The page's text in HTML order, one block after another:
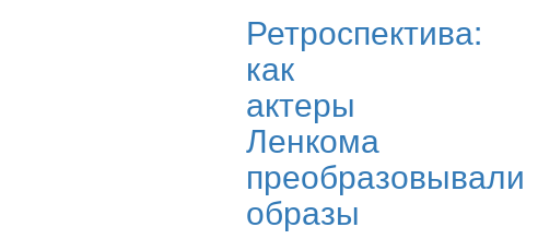
Ретроспектива:
как
актеры
Ленкома
преобразовывали
образы